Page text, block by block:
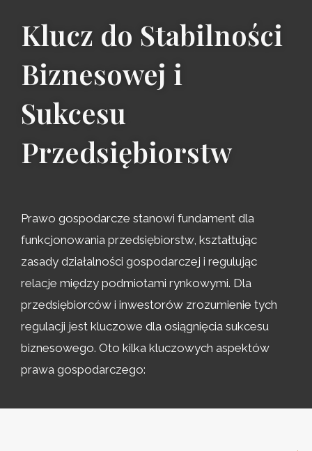
Klucz do Stabilności
Biznesowej i
Sukcesu
Przedsiębiorstw
Prawo gospodarcze stanowi fundament dla
funkcjonowania przedsiębiorstw, kształtując
zasady działalności gospodarczej i regulując
relacje między podmiotami rynkowymi. Dla
przedsiębiorców i inwestorów zrozumienie tych
regulacji jest kluczowe dla osiągnięcia sukcesu
biznesowego. Oto kilka kluczowych aspektów
prawa gospodarczego: